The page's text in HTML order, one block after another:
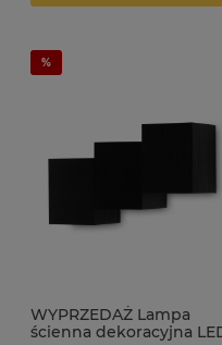
WYPRZEDAŻ Lampa
ścienna dekoracyjna